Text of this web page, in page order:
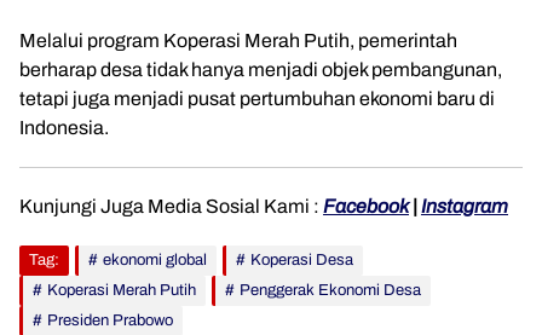
Melalui program Koperasi Merah Putih, pemerintah
berharap desa tidak hanya menjadi objek pembangunan,
tetapi juga menjadi pusat pertumbuhan ekonomi baru di
Indonesia.
Kunjungi Juga Media Sosial Kami : Facebook| Instagram
Tag: ekonomi global
Koperasi Desa
Koperasi Merah Putih
Penggerak Ekonomi Desa
Presiden Prabowo